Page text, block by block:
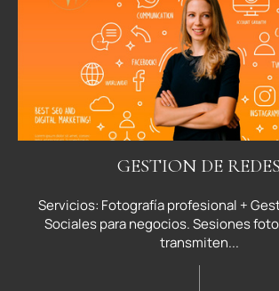
GESTION DE REDES
Servicios: Fotografía profesional +
Sociales para negocios. Sesiones
transmiten...